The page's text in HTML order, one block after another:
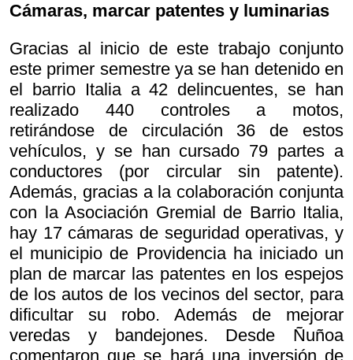
Cámaras, marcar patentes y luminarias
Gracias al inicio de este trabajo conjunto
este primer semestre ya se han detenido en
el barrio Italia a 42 delincuentes, se han
realizado 440 controles a motos,
retirándose de circulación 36 de estos
vehículos, y se han cursado 79 partes a
conductores (por circular sin patente).
Además, gracias a la colaboración conjunta
con la Asociación Gremial de Barrio Italia,
hay 17 cámaras de seguridad operativas, y
el municipio de Providencia ha iniciado un
plan de marcar las patentes en los espejos
de los autos de los vecinos del sector, para
dificultar su robo. Además de mejorar
veredas y bandejones. Desde Ñuñoa
comentaron que se hará una inversión de